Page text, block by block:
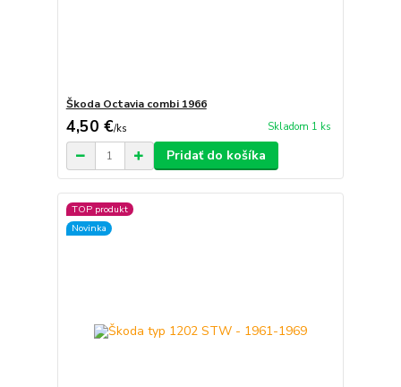
Škoda Octavia combi 1966
4,50 €/ks Skladom 1 ks
Pridať do košíka
TOP produkt
Novinka